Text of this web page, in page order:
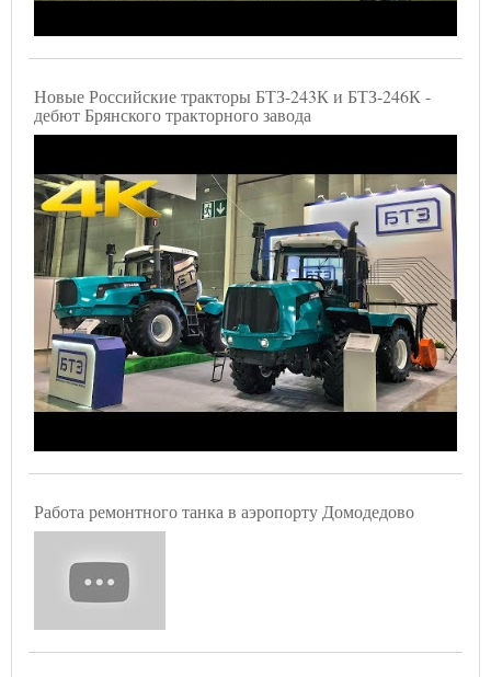
Новые Российские тракторы БТЗ-243К и БТЗ-246К -
дебют Брянского тракторного завода
Работа ремонтного танка в аэропорту Домодедово